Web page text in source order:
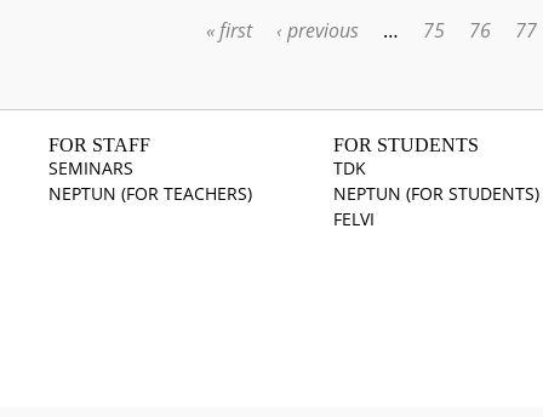
« first ‹ previous … 75 76 77
FOR STAFF
SEMINARS
NEPTUN (FOR TEACHERS)
FOR STUDENTS
TDK
NEPTUN (FOR STUDENTS)
FELVI